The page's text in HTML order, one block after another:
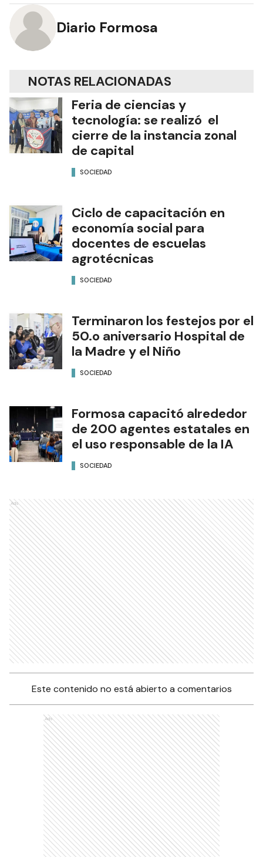
Diario Formosa
NOTAS RELACIONADAS
Feria de ciencias y
tecnología: se realizó el
cierre de la instancia zonal
de capital
SOCIEDAD
Ciclo de capacitación en
economía social para
docentes de escuelas
agrotécnicas
SOCIEDAD
Terminaron los festejos por el
50.o aniversario Hospital de
la Madre y el Niño
SOCIEDAD
Formosa capacitó alrededor
de 200 agentes estatales en
el uso responsable de la IA
SOCIEDAD
Ads
Este contenido no está abierto a comentarios
Ads